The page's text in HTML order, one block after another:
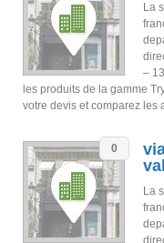
La
–
les produits de la gamme
votre devis et comparez les
0
La